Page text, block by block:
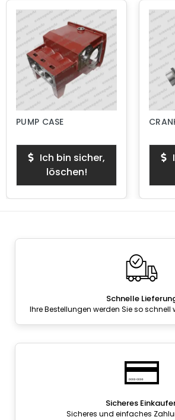
PUMP CASE
Ich bin sicher,
löschen!
Schnelle
Ihre Bestellungen werden Sie so
Sicheres
Sicheres und einfaches